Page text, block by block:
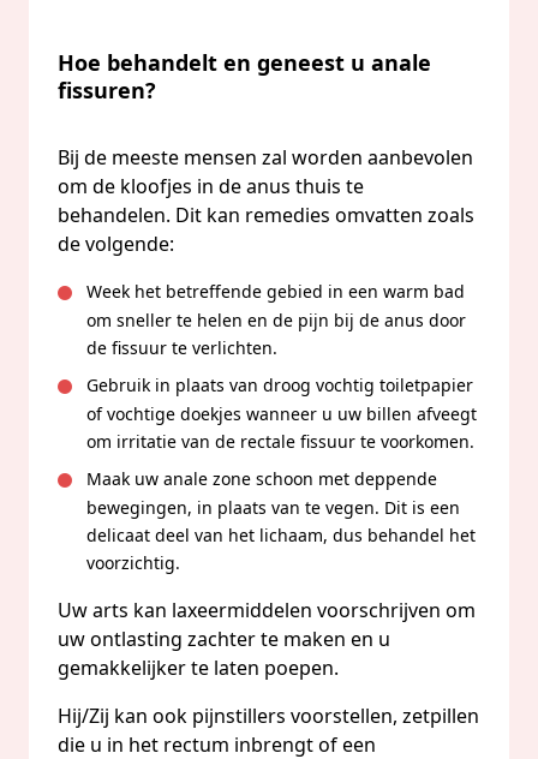
Hoe behandelt en geneest u anale
fissuren?
Bij de meeste mensen zal worden aanbevolen
om de kloofjes in de anus thuis te
behandelen. Dit kan remedies omvatten zoals
de volgende:
Week het betreffende gebied in een warm bad
om sneller te helen en de pijn bij de anus door
de fissuur te verlichten.
Gebruik in plaats van droog vochtig toiletpapier
of vochtige doekjes wanneer u uw billen afveegt
om irritatie van de rectale fissuur te voorkomen.
Maak uw anale zone schoon met deppende
bewegingen, in plaats van te vegen. Dit is een
delicaat deel van het lichaam, dus behandel het
voorzichtig.
Uw arts kan laxeermiddelen voorschrijven om
uw ontlasting zachter te maken en u
gemakkelijker te laten poepen.
Hij/Zij kan ook pijnstillers voorstellen, zetpillen
die u in het rectum inbrengt of een